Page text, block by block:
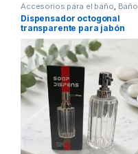
Accesorios para el baño Baño
Dispensador octogonal
transparente para jabón
[4949434]